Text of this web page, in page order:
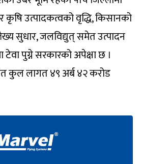
कृषि उत्पादकत्वको वृद्धि, किसानको
सुधार, जलविद्युत् समेत उत्पादन
टेवा पुग्ने सरकारको अपेक्षा छ ।
कुल लागत ४९ अर्ब ४२ करोड